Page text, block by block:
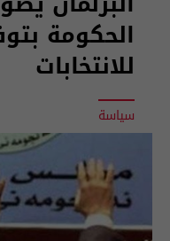
الحكومة
للانتخابات
سياسة